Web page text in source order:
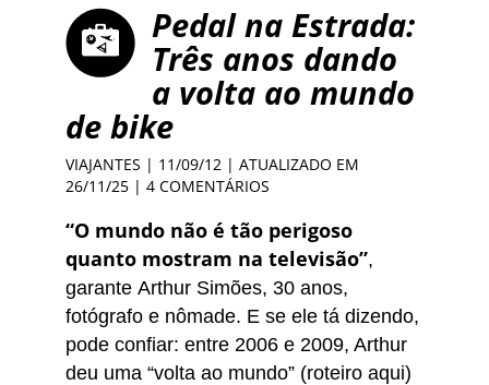
Pedal na Estrada:
Três anos dando
a volta ao mundo
de bike
VIAJANTES | 11/09/12 | ATUALIZADO EM
26/11/25 | 4 COMENTÁRIOS
“O mundo não é tão perigoso
quanto mostram na televisão”,
garante Arthur Simões, 30 anos,
fotógrafo e nômade. E se ele tá dizendo,
pode confiar: entre 2006 e 2009, Arthur
deu uma “volta ao mundo” (roteiro aqui)